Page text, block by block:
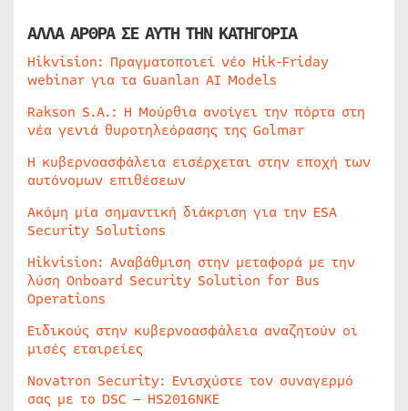
ΑΛΛΑ ΑΡΘΡΑ ΣΕ ΑΥΤΗ ΤΗΝ ΚΑΤΗΓΟΡΙΑ
Hikvision: Πραγματοποιεί νέο Hik-Friday
webinar για τα Guanlan AI Models
Rakson S.A.: Η Μούρθια ανοίγει την πόρτα στη
νέα γενιά θυροτηλεόρασης της Golmar
Η κυβερνοασφάλεια εισέρχεται στην εποχή των
αυτόνομων επιθέσεων
Ακόμη μία σημαντική διάκριση για την ESA
Security Solutions
Hikvision: Αναβάθμιση στην μεταφορά με την
λύση Onboard Security Solution for Bus
Operations
Ειδικούς στην κυβερνοασφάλεια αναζητούν οι
μισές εταιρείες
Novatron Security: Ενισχύστε τον συναγερμό
σας με το DSC – HS2016NKE